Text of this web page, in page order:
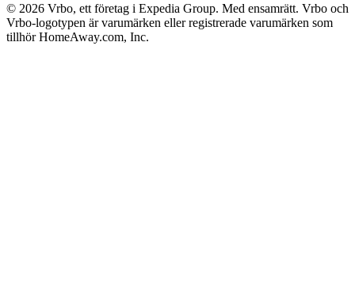
© 2026 Vrbo, ett företag i Expedia Group. Med ensamrätt. Vrbo och
Vrbo-logotypen är varumärken eller registrerade varumärken som
tillhör HomeAway.com, Inc.